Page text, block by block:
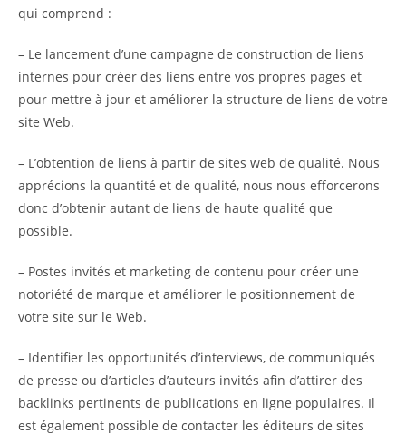
qui comprend :
– Le lancement d’une campagne de construction de liens
internes pour créer des liens entre vos propres pages et
pour mettre à jour et améliorer la structure de liens de votre
site Web.
– L’obtention de liens à partir de sites web de qualité. Nous
apprécions la quantité et de qualité, nous nous efforcerons
donc d’obtenir autant de liens de haute qualité que
possible.
– Postes invités et marketing de contenu pour créer une
notoriété de marque et améliorer le positionnement de
votre site sur le Web.
– Identifier les opportunités d’interviews, de communiqués
de presse ou d’articles d’auteurs invités afin d’attirer des
backlinks pertinents de publications en ligne populaires. Il
est également possible de contacter les éditeurs de sites